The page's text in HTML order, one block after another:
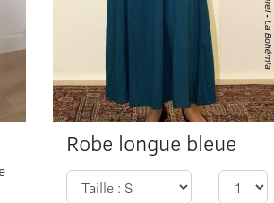
Robe longue bleue